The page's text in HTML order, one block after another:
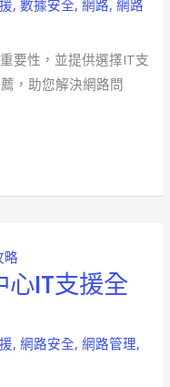
,數據安全,網路,網路
要性，並提供選擇IT支
，助您解決網路問
心IT支援全
,網路安全,網路管理,